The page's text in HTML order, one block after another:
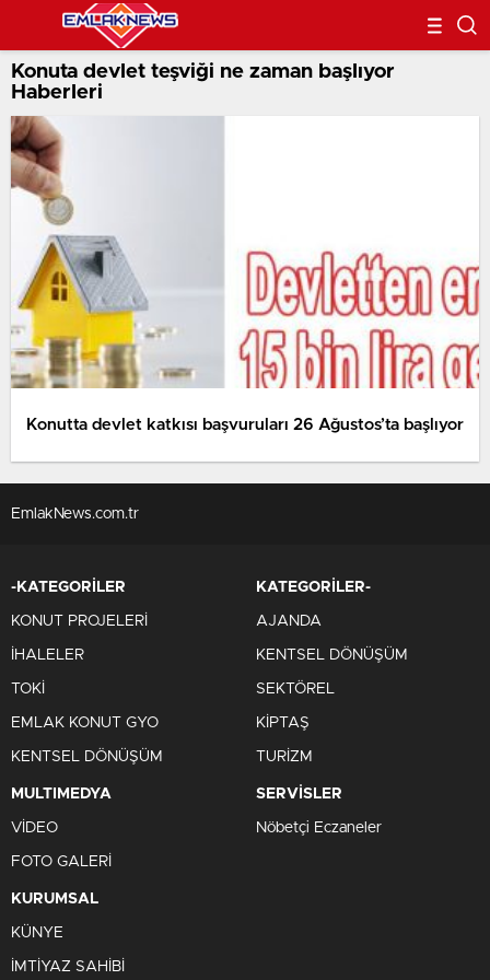
Konuta devlet teşviği ne zaman başlıyor
Haberleri
Konutta devlet katkısı başvuruları 26 Ağustos’ta başlıyor
EmlakNews.com.tr
-KATEGORİLER
KONUT PROJELERİ
İHALELER
TOKİ
EMLAK KONUT GYO
KENTSEL DÖNÜŞÜM
KATEGORİLER-
AJANDA
KENTSEL DÖNÜŞÜM
SEKTÖREL
KİPTAŞ
TURİZM
MULTIMEDYA
VİDEO
FOTO GALERİ
SERVİSLER
Nöbetçi Eczaneler
KURUMSAL
KÜNYE
İMTİYAZ SAHİBİ